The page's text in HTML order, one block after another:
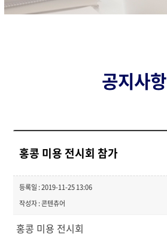
공지사항
홍콩 미용 전시회 참가
등록일 : 2019-11-25 13:06
작성자 : 콘텐츄어
홍콩 미용 전시회